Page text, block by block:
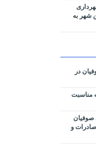
شهر به
در
مناسبت
صوفیان
صادرات و